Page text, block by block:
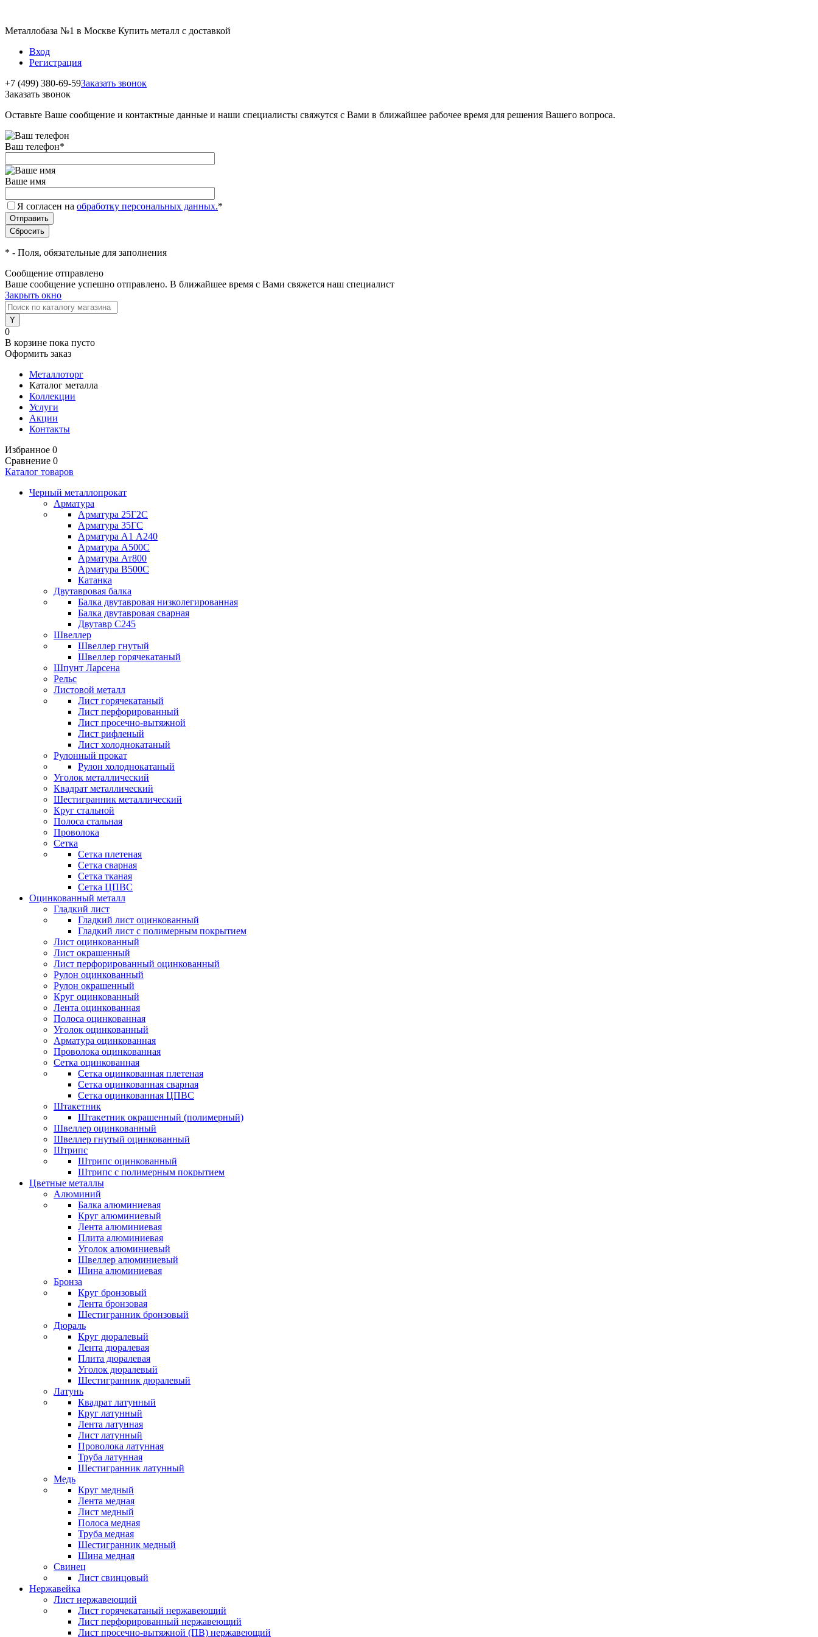
Металлобаза №1 в Москве Купить металл с доставкой
Вход
Регистрация
+7 (499) 380-69-59Заказать звонок
Заказать звонок
Оставьте Ваше сообщение и контактные данные и наши специалисты свяжутся с Вами в ближайшее рабочее время для решения Вашего вопроса.
Ваш телефон*
Ваше имя
Я согласен на обработку персональных данных.*
* - Поля, обязательные для заполнения
Сообщение отправлено
Ваше сообщение успешно отправлено. В ближайшее время с Вами свяжется наш специалист
Закрыть окно
0
В корзине пока пусто
Оформить заказ
Металлоторг
Каталог металла
Коллекции
Услуги
Акции
Контакты
Избранное 0
Сравнение 0
Каталог товаров
Черный металлопрокат
Арматура
Арматура 25Г2С
Арматура 35ГС
Арматура А1 А240
Арматура А500С
Арматура Ат800
Арматура В500С
Катанка
Двутавровая балка
Балка двутавровая низколегированная
Балка двутавровая сварная
Двутавр С245
Швеллер
Швеллер гнутый
Швеллер горячекатаный
Шпунт Ларсена
Рельс
Листовой металл
Лист горячекатаный
Лист перфорированный
Лист просечно-вытяжной
Лист рифленый
Лист холоднокатаный
Рулонный прокат
Рулон холоднокатаный
Уголок металлический
Квадрат металлический
Шестигранник металлический
Круг стальной
Полоса стальная
Проволока
Сетка
Сетка плетеная
Сетка сварная
Сетка тканая
Сетка ЦПВС
Оцинкованный металл
Гладкий лист
Гладкий лист оцинкованный
Гладкий лист с полимерным покрытием
Лист оцинкованный
Лист окрашенный
Лист перфорированный оцинкованный
Рулон оцинкованный
Рулон окрашенный
Круг оцинкованный
Лента оцинкованная
Полоса оцинкованная
Уголок оцинкованный
Арматура оцинкованная
Проволока оцинкованная
Сетка оцинкованная
Сетка оцинкованная плетеная
Сетка оцинкованная сварная
Сетка оцинкованная ЦПВС
Штакетник
Штакетник окрашенный (полимерный)
Швеллер оцинкованный
Швеллер гнутый оцинкованный
Штрипс
Штрипс оцинкованный
Штрипс с полимерным покрытием
Цветные металлы
Алюминий
Балка алюминиевая
Круг алюминиевый
Лента алюминиевая
Плита алюминиевая
Уголок алюминиевый
Швеллер алюминиевый
Шина алюминиевая
Бронза
Круг бронзовый
Лента бронзовая
Шестигранник бронзовый
Дюраль
Круг дюралевый
Лента дюралевая
Плита дюралевая
Уголок дюралевый
Шестигранник дюралевый
Латунь
Квадрат латунный
Круг латунный
Лента латунная
Лист латунный
Проволока латунная
Труба латунная
Шестигранник латунный
Медь
Круг медный
Лента медная
Лист медный
Полоса медная
Труба медная
Шестигранник медный
Шина медная
Свинец
Лист свинцовый
Нержавейка
Лист нержавеющий
Лист горячекатаный нержавеющий
Лист перфорированный нержавеющий
Лист просечно-вытяжной (ПВ) нержавеющий